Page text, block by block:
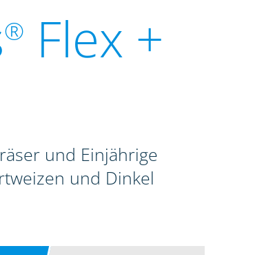
® Flex +
und Einjährige
und Dinkel